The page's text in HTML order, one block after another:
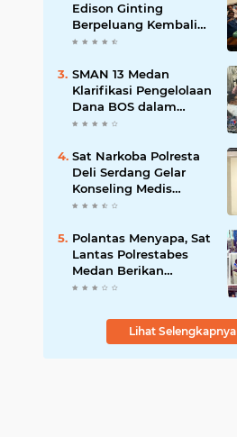
Edison Ginting
Berpeluang Kembali
Pimpin Wartawan
SMAN 13 Medan
Klarifikasi Pengelolaan
Dana BOS dalam
Audiensi Bersama
Sat Narkoba Polresta
Deli Serdang Gelar
Konseling Medis
Kepada Masyarakat
di Posko Kampung
Bersih Narkoba
Polantas Menyapa, Sat
Lantas Polrestabes
Medan Berikan
Layanan Humanis
Pemohon SIM
Lihat Selengkapnya